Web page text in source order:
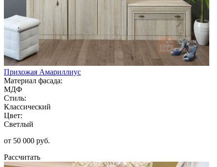
Прихожая Амариллиус
Материал фасада:
МДФ
Стиль:
Классический
Цвет:
Светлый
от 50 000 руб.
Рассчитать